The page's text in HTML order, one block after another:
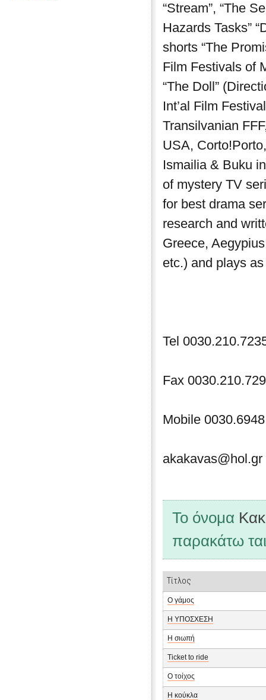
“Stream”, “The
Hazards Tasks”
shorts “The
Film Festivals of
“The Doll”
Int’al Film
Transilvanian
USA,
Ismailia & Buku
of mystery TV
for best drama
research and
Greece,
etc.) and plays
Tel
Fax
Mobile
akakavas@hol.gr
Το όνομα
παρακάτω
Τίτλος
Ο γάμος
Η ΥΠΟΣΧΕΣΗ
Η σιωπή
Ticket to ride
Ο τοίχος
Η κούκλα